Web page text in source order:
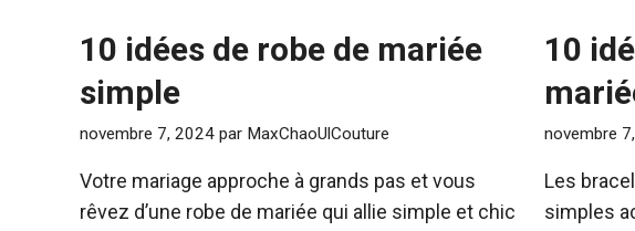
10 idées de robe de mariée
simple
novembre 7, 2024 par MaxChaoUlCouture
Votre mariage approche à grands pas et vous
rêvez d’une robe de mariée qui allie simple et chic
10
novembre
Les
simples